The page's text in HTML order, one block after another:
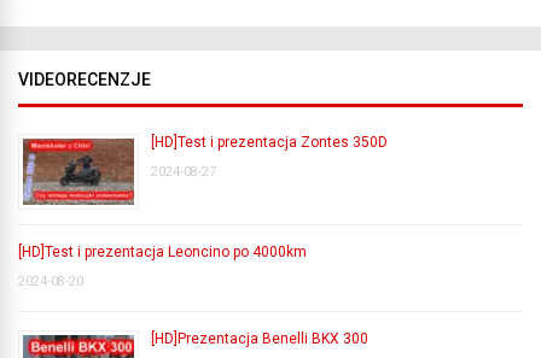
VIDEORECENZJE
[HD]Test i prezentacja Zontes 350D
2024-08-27
[HD]Test i prezentacja Leoncino po 4000km
2024-08-20
[HD]Prezentacja Benelli BKX 300